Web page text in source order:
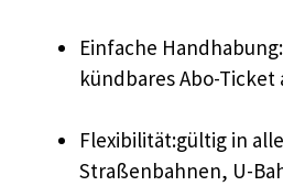
Einfache
kündbares Abo-Ticket
Flexibilität:gültig in
Straßenbahnen, U-